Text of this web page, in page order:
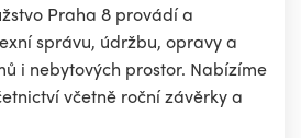
Praha 8 provádí a
správu, údržbu, opravy a
i nebytových prostor. Nabízíme
včetně roční závěrky a